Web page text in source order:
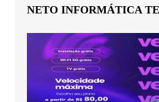
NETO INFORMÁTICA